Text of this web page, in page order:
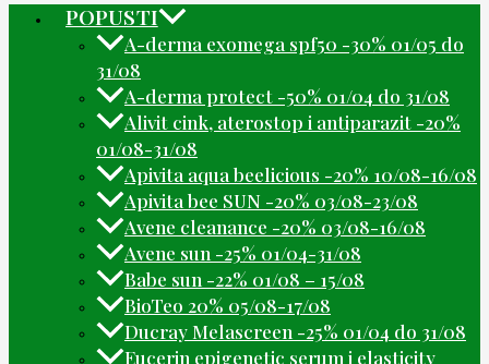
POPUSTI
A-derma exomega spf50 -30% 01/05 do
31/08
A-derma protect -50% 01/04 do 31/08
Alivit cink, aterostop i antiparazit -20%
01/08-31/08
Apivita aqua beelicious -20% 10/08-16/08
Apivita bee SUN -20% 03/08-23/08
Avene cleanance -20% 03/08-16/08
Avene sun -25% 01/04-31/08
Babe sun -22% 01/08 – 15/08
BioTeo 20% 05/08-17/08
Ducray Melascreen -25% 01/04 do 31/08
Eucerin epigenetic serum i elasticity